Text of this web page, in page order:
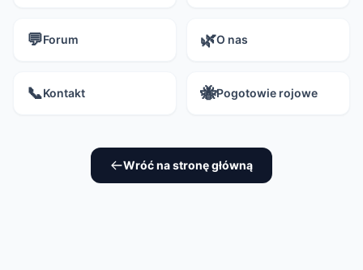
💬Forum 🌿O nas
📞Kontakt 🐝Pogotowie rojowe
Wróć na stronę główną